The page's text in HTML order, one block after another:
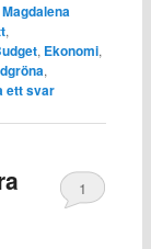
Magdalena
,
, Ekonomi,
,
ett svar
1